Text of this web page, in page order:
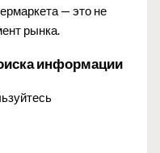
— это не
рынка.
информации